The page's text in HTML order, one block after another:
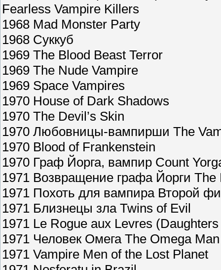
Fearless Vampire Killers
1968 Mad Monster Party
1968 Суккуб
1969 The Blood Beast Terror
1969 The Nude Vampire
1969 Space Vampires
1970 House of Dark Shadows
1970 The Devil’s Skin
1970 Любовницы-вампирши The
1970 Blood of Frankenstein
1970 Граф Йорга, вампир Count
1971 Возвращение графа Йорги The
1971 Похоть для вампира Второй
1971 Близнецы зла Twins of Evil
1971 Le Rogue aux Levres
1971 Человек Омега The Omega Man
1971 Vampire Men of the Lost Planet